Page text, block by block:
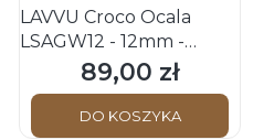
LAVVU Croco Ocala
LSAGW12 - 12mm -
BIAŁY - Skórzany pasek
do zegarka
Cena
89,00 zł
DO KOSZYKA